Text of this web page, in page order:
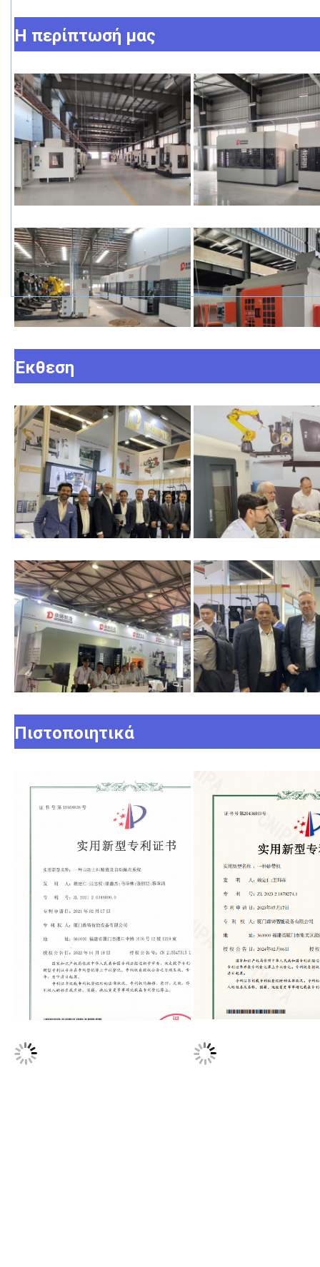
Η περίπτωσή μας
Έκθεση
Πιστοποιητικά